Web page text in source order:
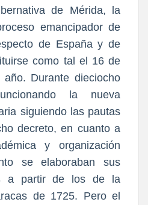
de Mérida, la
emancipador de
de España y de
como tal el 16 de
Durante dieciocho
la nueva
siguiendo las pautas
decreto, en cuanto a
y organización
se elaboraban sus
a partir de los de la
de 1725. Pero el